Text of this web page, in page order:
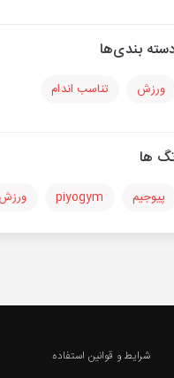
بندی‌ها
ورزش تناسب اندام
ها
پیوجیم piyogym ورزش
شرایط و قوانین استفاده